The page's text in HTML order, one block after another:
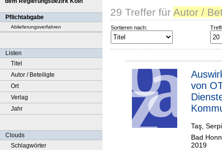
Pflichtabgabe
Ablieferungsverfahren
Listen
Titel
Autor / Beteiligte
Ort
Verlag
Jahr
Clouds
Schlagwörter
29 Treffer für Autor /
Sortieren nach:
von
Taş,
Bad
2019